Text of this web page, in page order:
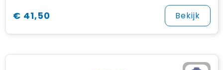
€ 41,50 Bekijk